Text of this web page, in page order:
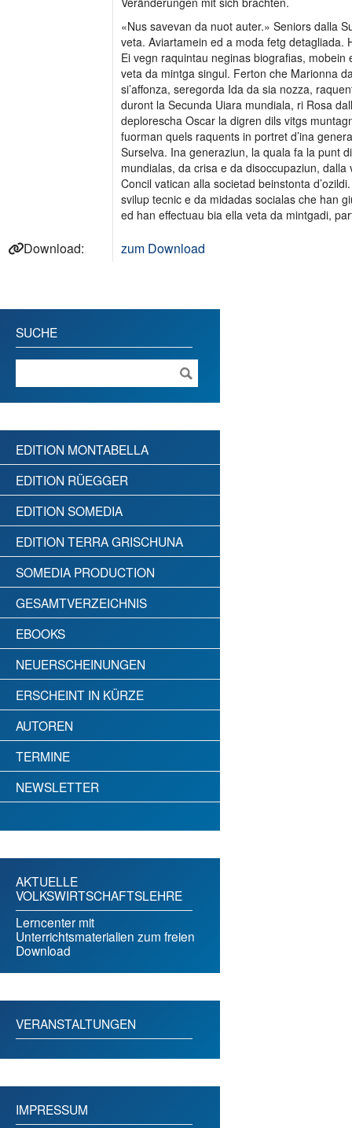
«Nus savevan da nuot auter.» Seniors dalla
veta. Aviartamein ed a moda fetg detagliada.
Ei vegn raquintau neginas biografias, mobein
veta da mintga singul. Ferton che Marionna
si’affonza, seregorda Ida da sia nozza,
duront la Secunda Uiara mundiala, ri Rosa
deplorescha Oscar la digren dils vitgs
fuorman quels raquents in portret d’ina
Surselva. Ina generaziun, la quala fa la punt
mundialas, da crisa e da disoccupaziun,
Concil vatican alla societad beinstonta
svilup tecnic e da midadas socialas che han
ed han effectuau bia ella veta da mintgadi,
Download: zum Download
SUCHE
EDITION MONTABELLA
EDITION RÜEGGER
EDITION SOMEDIA
EDITION TERRA GRISCHUNA
SOMEDIA PRODUCTION
GESAMTVERZEICHNIS
EBOOKS
NEUERSCHEINUNGEN
ERSCHEINT IN KÜRZE
AUTOREN
TERMINE
NEWSLETTER
AKTUELLE
VOLKSWIRTSCHAFTSLEHRE
Lerncenter mit
Unterrichtsmaterialien zum freien
Download
VERANSTALTUNGEN
IMPRESSUM